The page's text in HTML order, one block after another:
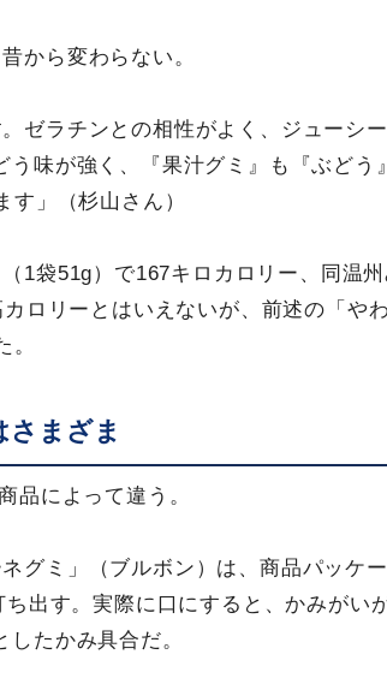
から変わらない。
ゼラチンとの相性がよく、ジューシ
味が強く、『果汁グミ』も『ぶどう
」（杉山さん）
1袋51g）で167キロカロリー、同温
ロリーとはいえないが、前述の「や
まざま
品によって違う。
グミ」（ブルボン）は、商品パッケ
ち出す。実際に口にすると、かみがい
たかみ具合だ。